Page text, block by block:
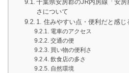
千葉県安房郡のJR内房線「安
さについて
1. 住みやすい点・便利だと感じ
電車のアクセス
交通の便
買い物の便利さ
飲食店の多さ
自然環境